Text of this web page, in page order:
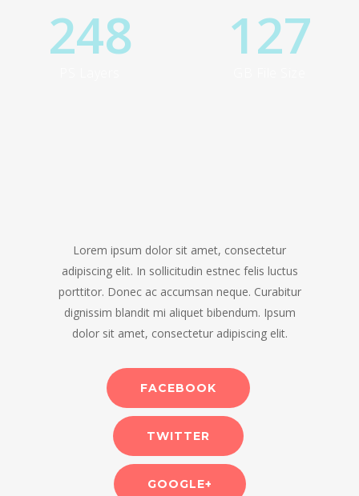
248 127
Lorem ipsum dolor sit amet, consectetur
adipiscing elit. In sollicitudin estnec felis luctus
porttitor. Donec ac accumsan neque. Curabitur
dignissim blandit mi aliquet bibendum. Ipsum
dolor sit amet, consectetur adipiscing elit.
FACEBOOK
TWITTER
GOOGLE+